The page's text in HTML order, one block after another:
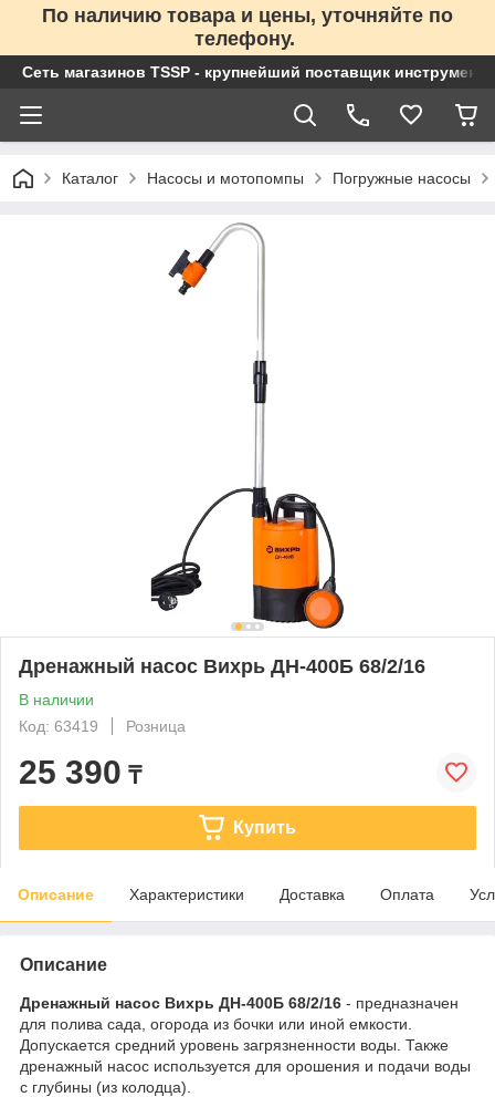
По наличию товара и цены, уточняйте по
телефону.
Сеть магазинов TSSP - крупнейший поставщик
Каталог Насосы и мотопомпы Погружные насосы
Дренажный насос Вихрь ДН-400Б 68/2/16
В наличии
Код: 63419
Розница
25 390 ₸
Купить
Описание Характеристики Доставка Оплата
Описание
Дренажный насос Вихрь ДН-400Б 68/2/16 - предназначен
для полива сада, огорода из бочки или иной емкости.
Допускается средний уровень загрязненности воды. Также
дренажный насос используется для орошения и подачи воды
с глубины (из колодца).